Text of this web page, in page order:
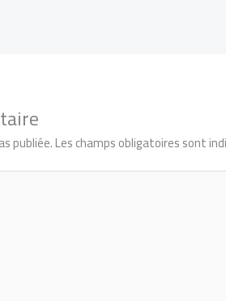
publiée.Les champs obligatoires sont